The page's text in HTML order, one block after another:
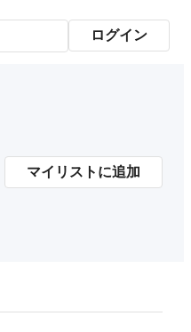
ログイン
マイリストに追加